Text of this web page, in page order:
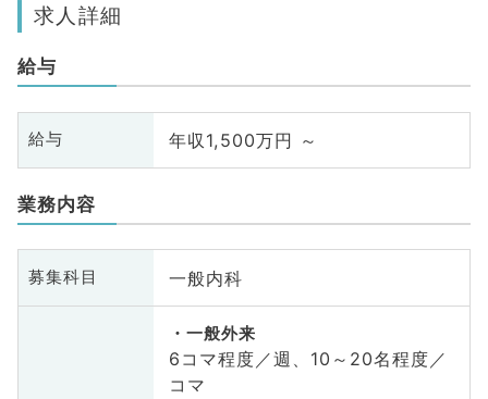
求人詳細
給与
給与 年収1,500万円 ～
業務内容
募集科目 一般内科
一般外来
6コマ程度／週、10～20名程度／
コマ